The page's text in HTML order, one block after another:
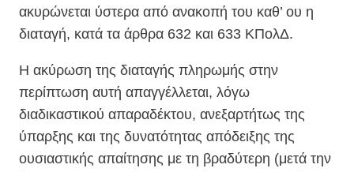
ακυρώνεται ύστερα από ανακοπή του καθ’ ου η
διαταγή, κατά τα άρθρα 632 και 633 ΚΠολΔ.
H ακύρωση της διαταγής πληρωμής στην
περίπτωση αυτή απαγγέλλεται, λόγω
διαδικαστικού απαραδέκτου, ανεξαρτήτως της
ύπαρξης και της δυνατότητας απόδειξης της
ουσιαστικής απαίτησης με τη βραδύτερη (μετά την